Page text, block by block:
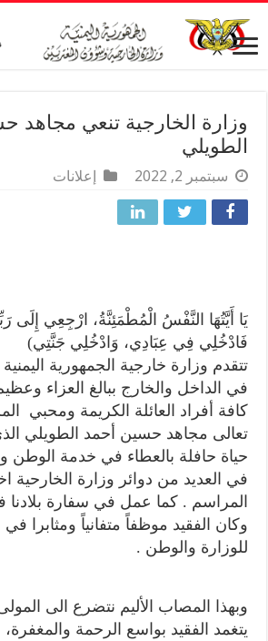
وزارة الخارجية تنعي مجاهد
الطويلي
سبتمبر 2, 2022 إعلانات
يَا أَيَّتُهَا النَّفْسُ الْمُطْمَئِنَّةُ، ارْجِعِي إِلَى
فَادْخُلِي فِي عِبَادِي، وَادْخُلِي جَنَّتِي)
تتقدم وزارة خارجية الجمهورية
في الداخل والخارج ببالغ العزاء
كافة أفراد العائلة الكريمة ومحبي
تعالى مجاهد حسين أحمد الطويلي
حياة حافلة بالعطاء في خدمة الوطن
في العديد من دوائر وزارة الخارحية
المراسم . كما عمل في سفارة بلادنا
وكان الفقيد موظفاً متفانياً ومثابرا
للوزارة والوطن .
وبهذا المصاب الأليم نتضرع الى
يتغمد الفقيد بواسع الرحمة